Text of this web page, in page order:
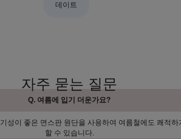
데이트
자주 묻는 질문
Q. 여름에 입기 더운가요?
성이 좋은 면스판 원단을 사용하여 여름철에도 쾌적하
할 수 있습니다.